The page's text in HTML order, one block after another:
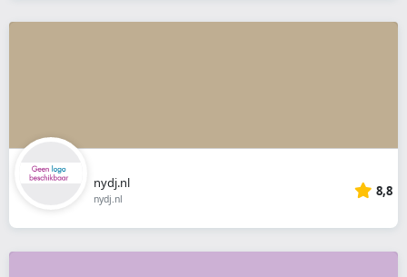
nydj.nl
nydj.nl 8,8